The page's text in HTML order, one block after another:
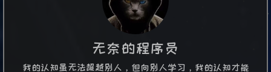
无奈的程序员
我的认知虽无法超越别人，但向别人学习，我的认知才能